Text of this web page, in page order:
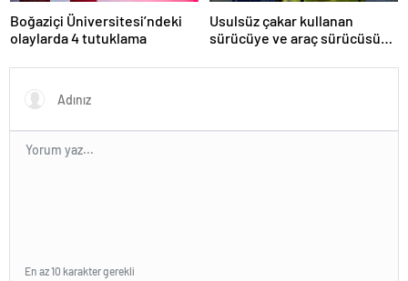
Boğaziçi Üniversitesi’ndeki
olaylarda 4 tutuklama
Usulsüz çakar kullanan
sürücüye ve araç sürücüsüne
En az 10 karakter gerekli